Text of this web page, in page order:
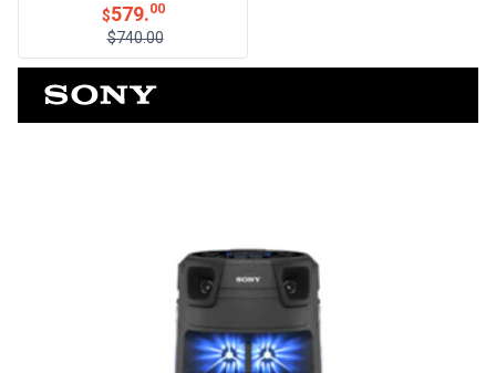
$579.00
$740.00